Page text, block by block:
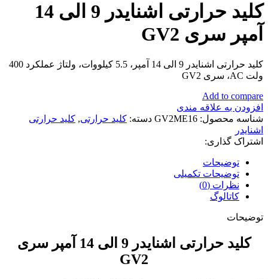
کلید حرارتی اشنایدر 9 الی 14
آمپر سری GV2
کلید حرارتی اشنایدر 9 الی 14 آمپر، 5.5 کیلووات، ولتاژ عملکرد 400
ولت AC، سری GV2
Add to compare
افزودن به علاقه مندی
شناسه محصول: GV2ME16 دسته: کلید حرارتی, کلید حرارتی
اشنایدر
اشتراک گذاری:
توضیحات
توضیحات تکمیلی
نظرات (0)
کاتالوگ
توضیحات
کلید حرارتی اشنایدر 9 الی 14 آمپر سری
GV2